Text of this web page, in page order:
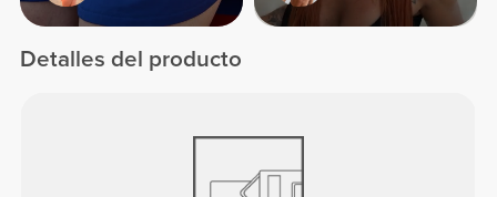
Detalles del producto